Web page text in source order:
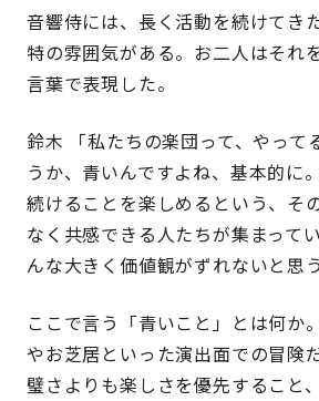
音響侍には、長く活動を続けてき
特の雰囲気がある。お二人はそれ
言葉で表現した。
鈴木 「私たちの楽団って、やって
うか、青いんですよね、基本的に
続けることを楽しめるという、そ
なく共感できる人たちが集まって
んな大きく価値観がずれないと思
ここで言う「青いこと」とは何か
やお芝居といった演出面での冒険
璧さよりも楽しさを優先すること